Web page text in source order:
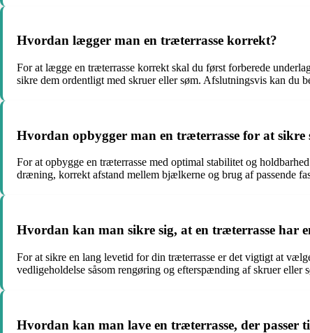
Hvordan lægger man en træterrasse korrekt?
For at lægge en træterrasse korrekt skal du først forberede
sikre dem ordentligt med skruer eller søm. Afslutningsvis kan du
Hvordan opbygger man en træterrasse for at sikre
For at opbygge en træterrasse med optimal stabilitet og
dræning, korrekt afstand mellem bjælkerne og brug af passende
Hvordan kan man sikre sig, at en træterrasse har
For at sikre en lang levetid for din træterrasse er det vigtigt at
vedligeholdelse såsom rengøring og efterspænding af skruer eller
Hvordan kan man lave en træterrasse, der passer